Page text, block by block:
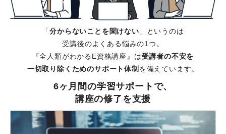
「分からないことを聞けない 」というのは
受講後のよくある悩みの1つ。
『全人類がわかるE資格講座』は受講者の不安を
一切取り除くためのサポート体制 を備えています。
6ヶ月間の学習サポートで、
講座の修了を支援